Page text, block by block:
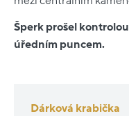
Šperk prošel
úředním puncem.
Dárková krabička